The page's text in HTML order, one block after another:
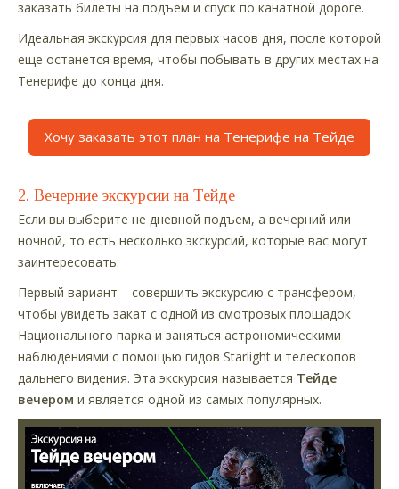
заказать билеты на подъем и спуск по канатной дороге.
Идеальная экскурсия для первых часов дня, после которой
еще останется время, чтобы побывать в других местах на
Тенерифе до конца дня.
Хочу заказать этот план на Тенерифе на Тейде
2. Вечерние экскурсии на Тейде
Если вы выберите не дневной подъем, а вечерний или
ночной, то есть несколько экскурсий, которые вас могут
заинтересовать:
Первый вариант – совершить экскурсию с трансфером,
чтобы увидеть закат с одной из смотровых площадок
Национального парка и заняться астрономическими
наблюдениями с помощью гидов Starlight и телескопов
дальнего видения. Эта экскурсия называется Тейде
вечером и является одной из самых популярных.